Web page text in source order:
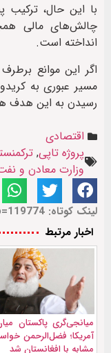
با این حال، ترکیب
چالش‌های مالی
انداخته است.
اگر این موانع
مسیر عبوری به
رسیدن به این هدف
اقتصادی
پروژه تاپی,
وزارت معادن و
لینک کوتاه: https://iraf.ir/?p=119774
اخبار مرتبط
میانجی‌گری پاکستان
آمریکا؛ فضل‌الرحمن
مشابه با افغانستان شد